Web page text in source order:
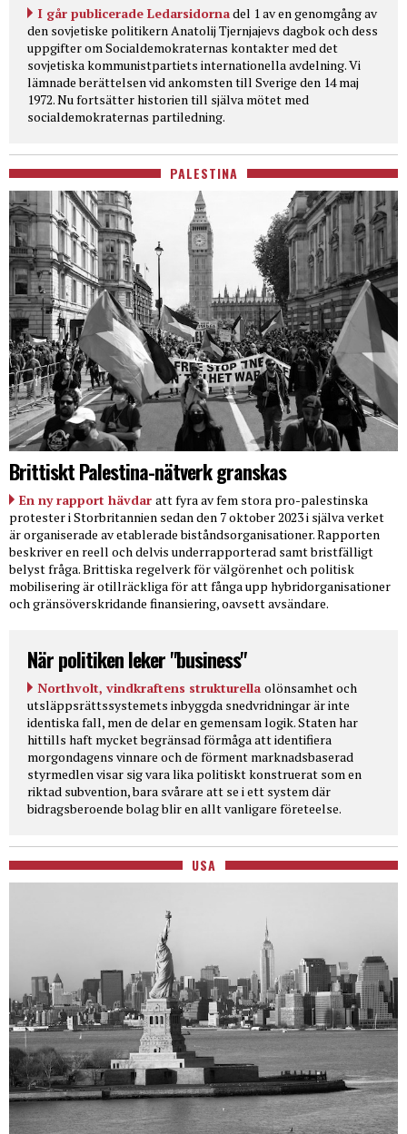
I går publicerade Ledarsidornadel 1 av en genomgång av
den sovjetiske politikern Anatolij Tjernjajevs dagbok och dess
uppgifter om Socialdemokraternas kontakter med det
sovjetiska kommunistpartiets internationella avdelning. Vi
lämnade berättelsen vid ankomsten till Sverige den 14 maj
1972. Nu fortsätter historien till själva mötet med
socialdemokraternas partiledning.
PALESTINA
Brittiskt Palestina-nätverk granskas
En ny rapport hävdar att fyra av fem stora pro-palestinska
protester i Storbritannien sedan den 7 oktober 2023 i själva verket
är organiserade av etablerade biståndsorganisationer. Rapporten
beskriver en reell och delvis underrapporterad samt bristfälligt
belyst fråga. Brittiska regelverk för välgörenhet och politisk
mobilisering är otillräckliga för att fånga upp hybridorganisationer
och gränsöverskridande finansiering, oavsett avsändare.
När politiken leker "business"
Northvolt, vindkraftens strukturella olönsamhet och
utsläppsrättssystemets inbyggda snedvridningar är inte
identiska fall, men de delar en gemensam logik. Staten har
hittills haft mycket begränsad förmåga att identifiera
morgondagens vinnare och de förment marknadsbaserad
styrmedlen visar sig vara lika politiskt konstruerat som en
riktad subvention, bara svårare att se i ett system där
bidragsberoende bolag blir en allt vanligare företeelse.
USA